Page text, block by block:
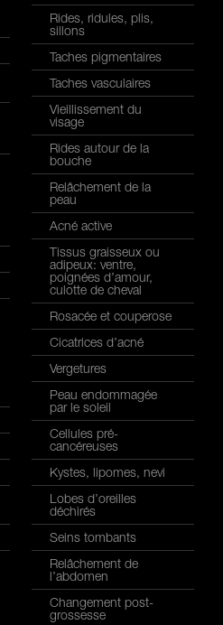
Rides, ridules, plis,
sillons
Taches pigmentaires
Taches vasculaires
Vieillissement du
visage
Rides autour de la
bouche
Relâchement de la
peau
Acné active
Tissus graisseux ou
adipeux: ventre,
poignées d’amour,
culotte de cheval
Rosacée et couperose
Cicatrices d’acné
Vergetures
Peau endommagée
par le soleil
Cellules pré-
cancéreuses
Kystes, lipomes, nevi
Lobes d’oreilles
déchirés
Seins tombants
Relâchement de
l’abdomen
Changement post-
grossesse